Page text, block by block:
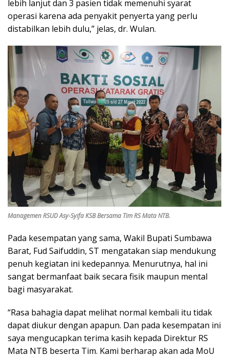
lebih lanjut dan 3 pasien tidak memenuhi syarat
operasi karena ada penyakit penyerta yang perlu
distabilkan lebih dulu,” jelas, dr. Wulan.
Managemen RSUD Asy-Syifa KSB Bersama Tim RS Mata NTB.
Pada kesempatan yang sama, Wakil Bupati Sumbawa
Barat, Fud Saifuddin, ST mengatakan siap mendukung
penuh kegiatan ini kedepannya. Menurutnya, hal ini
sangat bermanfaat baik secara fisik maupun mental
bagi masyarakat.
“Rasa bahagia dapat melihat normal kembali itu tidak
dapat diukur dengan apapun. Dan pada kesempatan ini
saya mengucapkan terima kasih kepada Direktur RS
Mata NTB beserta Tim. Kami berharap akan ada MoU